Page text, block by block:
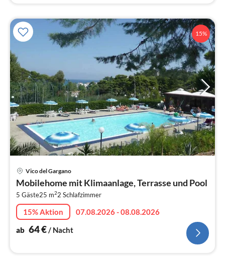
15%
Vico del Gargano
Mobilehome mit Klimaanlage, Terrasse und Pool
5 Gäste25 m22 Schlafzimmer
15% Aktion
07.08.2026 - 08.08.2026
ab 64€/ Nacht